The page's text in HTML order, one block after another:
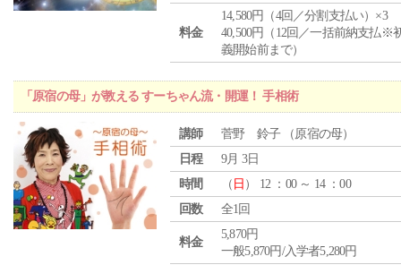
料金
14,580円（4回／分割支払い）×3
40,500円（12回／一括前納支払※
義開始前まで）
「原宿の母」が教える すーちゃん流・開運！ 手相術
講師
菅野 鈴子 （原宿の母）
日程
9月 3日
時間
（ 日 ） 12 ：00 ～ 14 ：00
回数
全1回
料金
5,870円
一般5,870円/入学者5,280円